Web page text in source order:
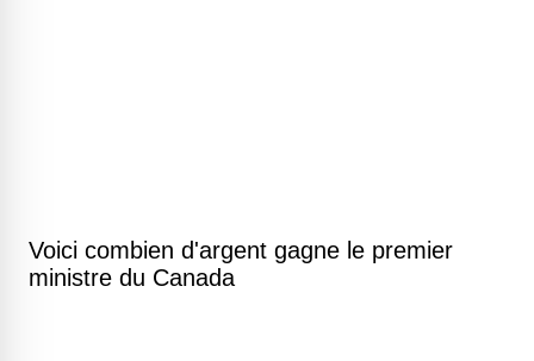
Voici combien d'argent gagne le premier
ministre du Canada